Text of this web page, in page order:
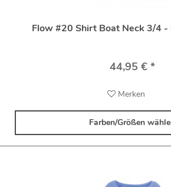
Flow #20 Shirt Boat Neck 3/4
44,95 € *
Merken
Farben/Größen